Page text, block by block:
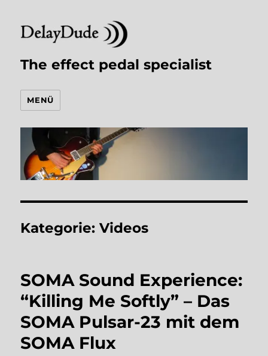
The effect pedal specialist
MENÜ
Kategorie:Videos
SOMA Sound Experience:
“Killing Me Softly” – Das
SOMA Pulsar-23 mit dem
SOMA Flux